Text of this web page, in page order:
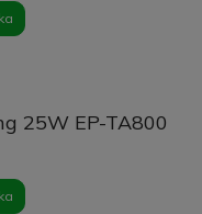
25W EP-TA800